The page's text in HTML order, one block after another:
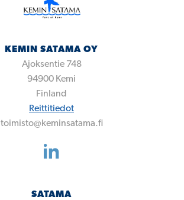
KEMIN SATAMA OY
Ajoksentie 748
94900 Kemi
Finland
Reittitiedot
toimisto@keminsatama.fi
SATAMA